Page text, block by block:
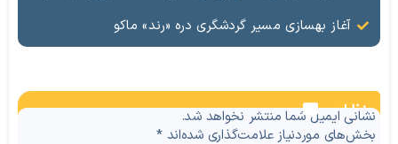
آغاز بهسازی مسیر گردشگری دره «رند» ماکو
نظرات
نشانی ایمیل شما منتشر نخواهد شد.
بخش‌های موردنیاز علامت‌گذاری شده‌اند*